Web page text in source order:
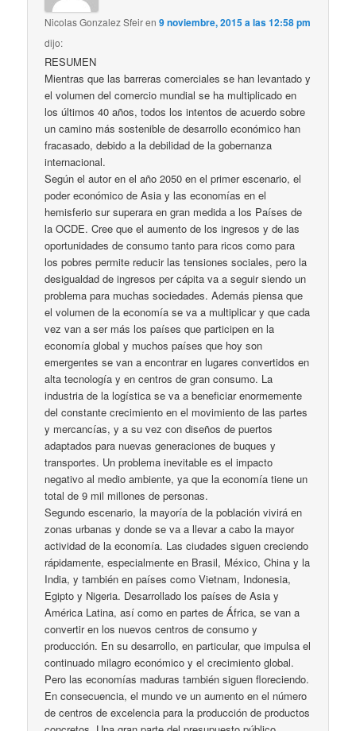
Nicolas Gonzalez Sfeiren9 noviembre, 2015 a las 12:58 pm
dijo:
RESUMEN
Mientras que las barreras comerciales se han levantado y
el volumen del comercio mundial se ha multiplicado en
los últimos 40 años, todos los intentos de acuerdo sobre
un camino más sostenible de desarrollo económico han
fracasado, debido a la debilidad de la gobernanza
internacional.
Según el autor en el año 2050 en el primer escenario, el
poder económico de Asia y las economías en el
hemisferio sur superara en gran medida a los Países de
la OCDE. Cree que el aumento de los ingresos y de las
oportunidades de consumo tanto para ricos como para
los pobres permite reducir las tensiones sociales, pero la
desigualdad de ingresos per cápita va a seguir siendo un
problema para muchas sociedades. Además piensa que
el volumen de la economía se va a multiplicar y que cada
vez van a ser más los países que participen en la
economía global y muchos países que hoy son
emergentes se van a encontrar en lugares convertidos en
alta tecnología y en centros de gran consumo. La
industria de la logística se va a beneficiar enormemente
del constante crecimiento en el movimiento de las partes
y mercancías, y a su vez con diseños de puertos
adaptados para nuevas generaciones de buques y
transportes. Un problema inevitable es el impacto
negativo al medio ambiente, ya que la economía tiene un
total de 9 mil millones de personas.
Segundo escenario, la mayoría de la población vivirá en
zonas urbanas y donde se va a llevar a cabo la mayor
actividad de la economía. Las ciudades siguen creciendo
rápidamente, especialmente en Brasil, México, China y la
India, y también en países como Vietnam, Indonesia,
Egipto y Nigeria. Desarrollado los países de Asia y
América Latina, así como en partes de África, se van a
convertir en los nuevos centros de consumo y
producción. En su desarrollo, en particular, que impulsa el
continuado milagro económico y el crecimiento global.
Pero las economías maduras también siguen floreciendo.
En consecuencia, el mundo ve un aumento en el número
de centros de excelencia para la producción de productos